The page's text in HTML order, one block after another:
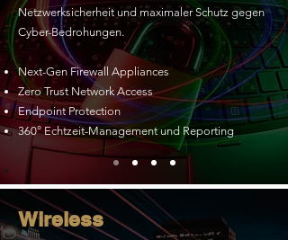
Netzwerksicherheit und maximaler Schutz gegen
Cyber-Bedrohungen.
Next-Gen Firewall Appliances
Zero Trust Network Access
Endpoint Protection
360° Echtzeit-Management und Reporting
Wireless